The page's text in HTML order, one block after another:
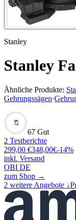
Stanley
Stanley
Ähnliche Produkte:
Gehrungssägen·
67
67 Gut
2 Testberichte
299,00 €348,00€-14%
inkl. Versand
OBI DE
zum Shop →
2 weitere Angebote ↓